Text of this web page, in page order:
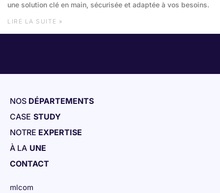
une solution clé en main, sécurisée et adaptée à vos besoins.
LIRE LA SUITE »
NOS DÉPARTEMENTS
CASE STUDY
NOTRE EXPERTISE
À LA UNE
CONTACT
mlcom